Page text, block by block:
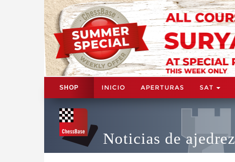
SHOP INICIO APERTURAS SAT
Noticias de ajedrez